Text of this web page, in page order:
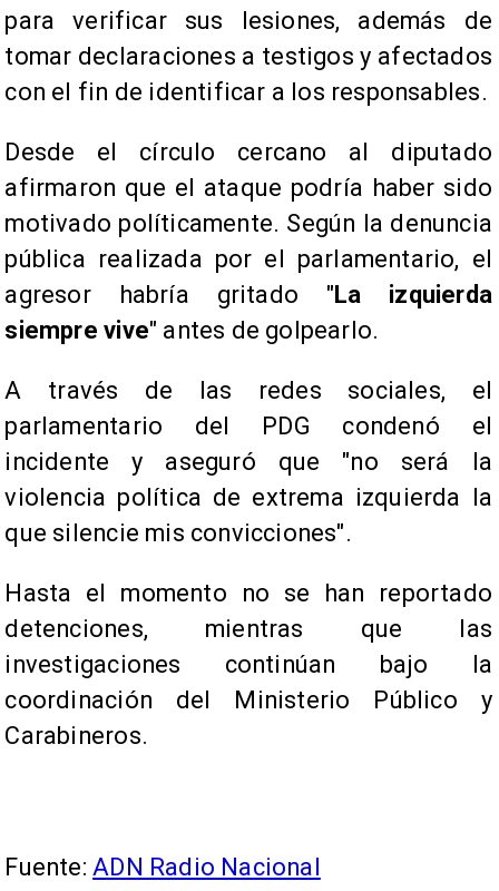
para verificar sus lesiones, además de
tomar declaraciones a testigos y afectados
con el fin de identificar a los responsables.
Desde el círculo cercano al diputado
afirmaron que el ataque podría haber sido
motivado políticamente. Según la denuncia
pública realizada por el parlamentario, el
agresor habría gritado "La izquierda
siempre vive" antes de golpearlo.
A través de las redes sociales, el
parlamentario del PDG condenó el
incidente y aseguró que "no será la
violencia política de extrema izquierda la
que silencie mis convicciones".
Hasta el momento no se han reportado
detenciones, mientras que las
investigaciones continúan bajo la
coordinación del Ministerio Público y
Carabineros.
Fuente: ADN Radio Nacional